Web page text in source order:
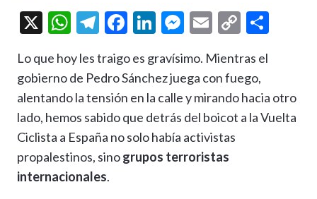
X
W
at
s
A
p
p
T
e
gr
a
m
F
e
b
o
o
k
Li
ke
dI
n
M
se
n
g
er
E
ai
l
C
p
y
Li
p
ar
Lo que hoy les traigo es gravísimo. Mientras el
gobierno de Pedro Sánchez juega con fuego,
alentando la tensión en la calle y mirando hacia otro
lado, hemos sabido que detrás del boicot a la Vuelta
Ciclista a España no solo había activistas
propalestinos, sinogrupos terroristas
internacionales.